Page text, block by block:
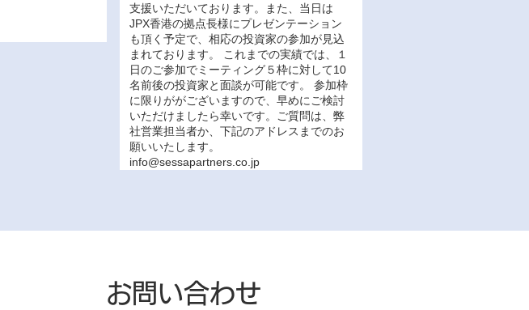
支援いただいております。また、当日は
JPX香港の拠点長様にプレゼンテーション
も頂く予定で、相応の投資家の参加が見込
まれております。 これまでの実績では、１
日のご参加でミーティング５枠に対して10
名前後の投資家と面談が可能です。 参加枠
に限りががございますので、早めにご検討
いただけましたら幸いです。ご質問は、弊
社営業担当者か、下記のアドレスまでのお
願いいたします。
info@sessapartners.co.jp
お問い合わせ